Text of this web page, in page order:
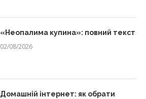
«Неопалима купина»: повний текст
02/08/2026
Домашній інтернет: як обрати